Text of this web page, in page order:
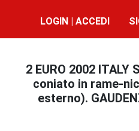
LOGIN | ACCEDI
2 EURO 2002
coniato in rame-
esterno).